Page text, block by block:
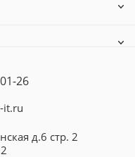
26
it.ru
д.6 стр. 2